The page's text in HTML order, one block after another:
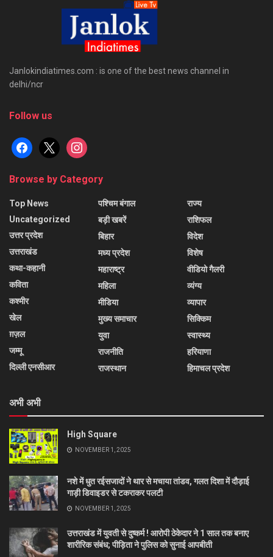
Janlokindiatimes.com : is one of the best news channel in
delhi/ncr
Follow us
facebook
x instagram
Browse by Category
Top News
Uncategorized
उत्तर प्रदेश
उत्तराखंड
कथा-कहानी
कविता
कश्मीर
खेल
ग़ज़ल
जम्मू
दिल्ली एनसीआर
पश्चिम बंगाल
बड़ी खबरें
बिहार
मध्य प्रदेश
महाराष्ट्र
महिला
मीडिया
मुख्य समाचार
युवा
राजनीति
राजस्थान
राज्य
राशिफल
विदेश
विशेष
वीडियो गैलरी
व्यंग्य
व्यापार
सिक्किम
स्वास्थ्य
हरियाणा
हिमाचल प्रदेश
अभी अभी
High Square
NOVEMBER 1, 2025
नशे में धुत रईसजादों ने थार से मचाया तांडव, गलत दिशा में दौड़ाई
गाड़ी डिवाइडर से टकराकर पलटी
NOVEMBER 1, 2025
उत्तराखंड में युवती से दुष्कर्म ! आरोपी ठेकेदार ने 1 साल तक बनाए
शारीरिक संबंध; पीड़िता ने पुलिस को सुनाई आपबीती